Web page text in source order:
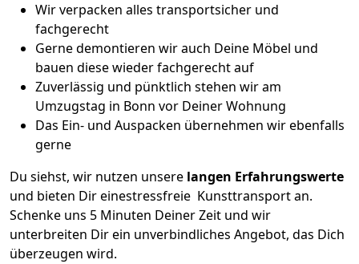
Wir verpacken alles transportsicher und
fachgerecht
Gerne demontieren wir auch Deine Möbel und
bauen diese wieder fachgerecht auf
Zuverlässig und pünktlich stehen wir am
Umzugstag in Bonn vor Deiner Wohnung
Das Ein- und Auspacken übernehmen wir ebenfalls
gerne
Du siehst, wir nutzen unsere langen Erfahrungswerte
und bieten Dir einestressfreie Kunsttransport an.
Schenke uns 5 Minuten Deiner Zeit und wir
unterbreiten Dir ein unverbindliches Angebot, das Dich
überzeugen wird.